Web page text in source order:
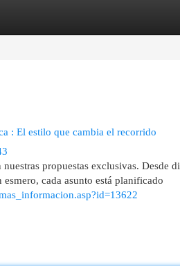
: El estilo que cambia el recorrido
propuestas exclusivas. Desde
cada asunto está planificado